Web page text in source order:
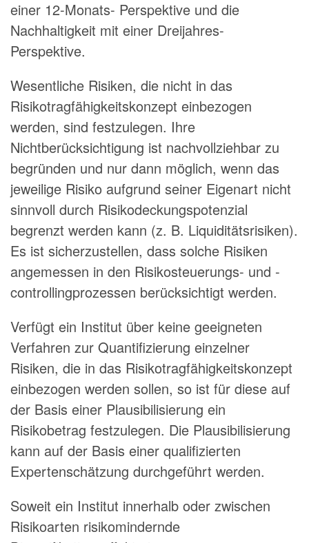
einer 12-Monats- Perspektive und die
Nachhaltigkeit mit einer Dreijahres-
Perspektive.
Wesentliche Risiken, die nicht in das
Risikotragfähigkeitskonzept einbezogen
werden, sind festzulegen. Ihre
Nichtberücksichtigung ist nachvollziehbar zu
begründen und nur dann möglich, wenn das
jeweilige Risiko aufgrund seiner Eigenart nicht
sinnvoll durch Risikodeckungspotenzial
begrenzt werden kann (z. B. Liquiditätsrisiken).
Es ist sicherzustellen, dass solche Risiken
angemessen in den Risikosteuerungs- und -
controllingprozessen berücksichtigt werden.
Verfügt ein Institut über keine geeigneten
Verfahren zur Quantifizierung einzelner
Risiken, die in das Risikotragfähigkeitskonzept
einbezogen werden sollen, so ist für diese auf
der Basis einer Plausibilisierung ein
Risikobetrag festzulegen. Die Plausibilisierung
kann auf der Basis einer qualifizierten
Expertenschätzung durchgeführt werden.
Soweit ein Institut innerhalb oder zwischen
Risikoarten risikomindernde